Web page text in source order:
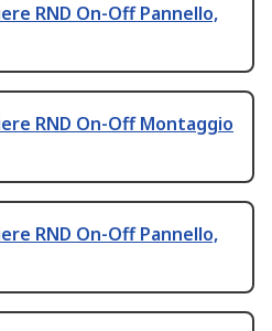
RND On-Off Pannello,
RND On-Off Montaggio
RND On-Off Pannello,